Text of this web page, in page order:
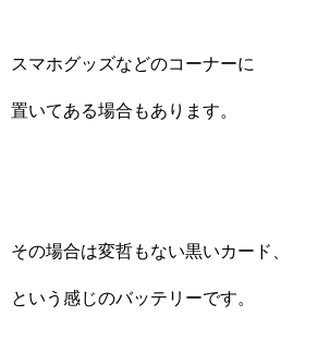
スマホグッズなどのコーナーに
置いてある場合もあります。
その場合は変哲もない黒いカード、
という感じのバッテリーです。